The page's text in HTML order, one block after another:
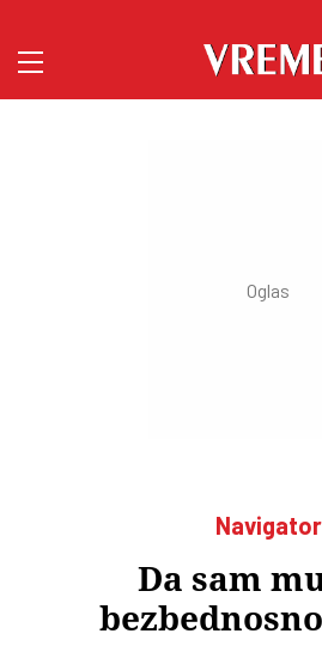
Navigator
Da sam